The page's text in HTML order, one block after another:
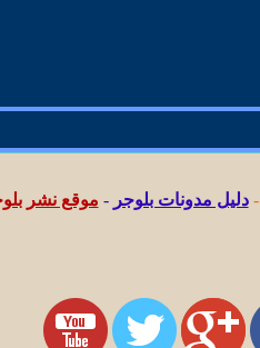
-دليل مدونات بلوجر - موقع نشر